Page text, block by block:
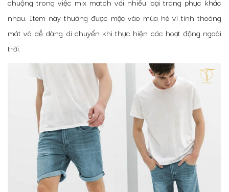
nhau. Item này thường được mặc vào mùa hè vì tính thoáng
mát và dễ dàng di chuyển khi thực hiện các hoạt động ngoài
trời.